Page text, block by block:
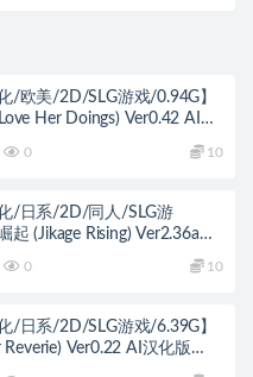
/欧美/2D/SLG游戏/0.94G】
Her Doings) Ver0.42 AI汉
0 10
/日系/2D/同人/SLG游
起 (Jikage Rising) Ver2.36a
安卓+日系2D同人SLG游戏
0 10
/日系/2D/SLG游戏/6.39G】
Ver0.22 AI汉化版